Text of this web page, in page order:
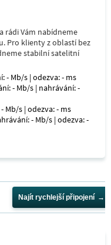
rádi Vám nabídneme
Pro klienty z oblastí bez
stabilní satelitní
- Mb/s | odezva: - ms
- Mb/s | nahrávání: -
Mb/s | odezva: - ms
- Mb/s | odezva: -
Najít rychlejší připojení